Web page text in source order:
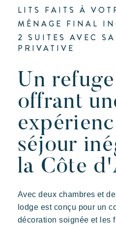
LITS FAITS À
MÉNAGE FINAL
2 SUITES AVEC
PRIVATIVE
Un
offrant
séjour
la Côte
Avec deux chambres et
lodge est conçu pour un
décoration soignée et les